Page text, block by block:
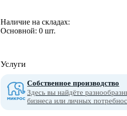
Наличие на складах:
Основной:0 шт.
Услуги
Собственное производство
Здесь вы найдёте
бизнеса или личных